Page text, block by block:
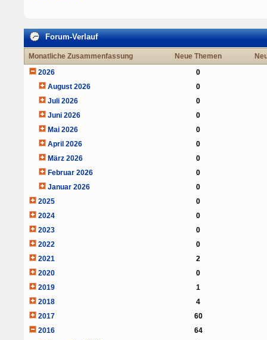
Forum-Verlauf
Monatliche Zusammenfassung Neue Themen
2026
0
August 2026
0
Juli 2026
0
Juni 2026
0
Mai 2026
0
April 2026
0
März 2026
0
Februar 2026
0
Januar 2026
0
2025
0
2024
0
2023
0
2022
0
2021
2
2020
0
2019
1
2018
4
2017
60
2016
64